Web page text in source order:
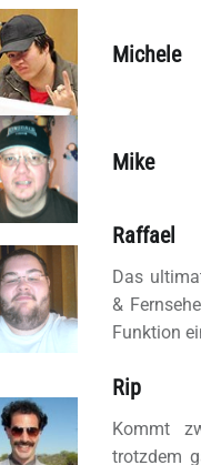
Michele
Mike
Raffael
Das
&
Funktion
Rip
Kommt
trotzdem